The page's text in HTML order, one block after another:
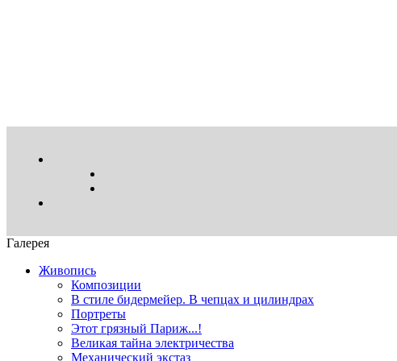
Галерея
Живопись
Композиции
В стиле бидермейер. В чепцах и цилиндрах
Портреты
Этот грязный Париж...!
Великая тайна электричества
Механический экстаз